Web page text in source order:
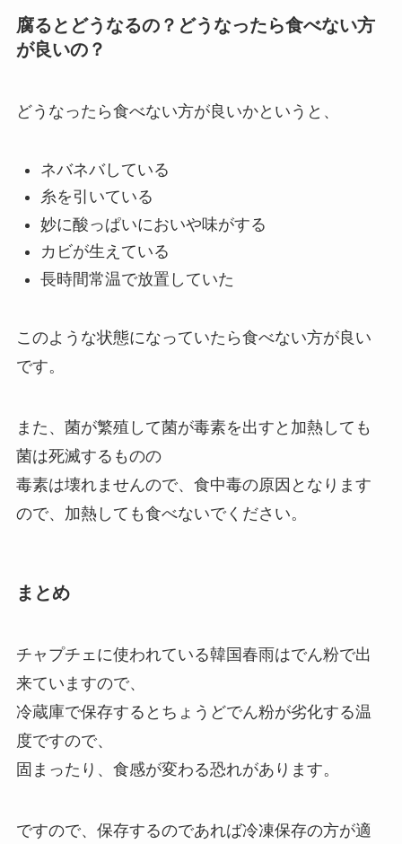
腐るとどうなるの？どうなったら食べない方
が良いの？
どうなったら食べない方が良いかというと、
ネバネバしている
糸を引いている
妙に酸っぱいにおいや味がする
カビが生えている
長時間常温で放置していた
このような状態になっていたら食べない方が良い
です。
また、菌が繁殖して菌が毒素を出すと加熱しても
菌は死滅するものの
毒素は壊れませんので、食中毒の原因となります
ので、加熱しても食べないでください。
まとめ
チャプチェに使われている韓国春雨はでん粉で出
来ていますので、
冷蔵庫で保存するとちょうどでん粉が劣化する温
度ですので、
固まったり、食感が変わる恐れがあります。
ですので、保存するのであれば冷凍保存の方が適